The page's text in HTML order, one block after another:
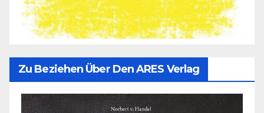
Zu Beziehen Über Den ARES Verlag